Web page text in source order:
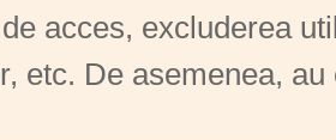
acces, excluderea
etc. De asemenea,